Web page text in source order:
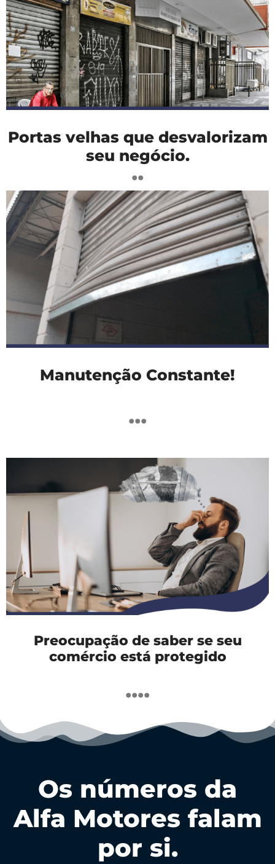
Portas velhas que desvalorizam
seu negócio.
..
Manutenção Constante!
...
Preocupação de saber se seu
comércio está protegido
....
Os números da
Alfa Motores falam
por si.